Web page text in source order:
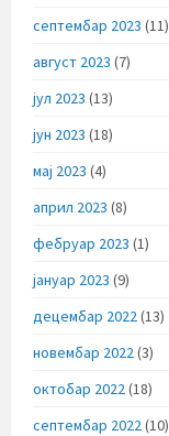
септембар 2023 (11)
август 2023 (7)
јул 2023 (13)
јун 2023 (18)
мај 2023 (4)
април 2023 (8)
фебруар 2023 (1)
јануар 2023 (9)
децембар 2022 (13)
новембар 2022 (3)
октобар 2022 (18)
септембар 2022 (10)